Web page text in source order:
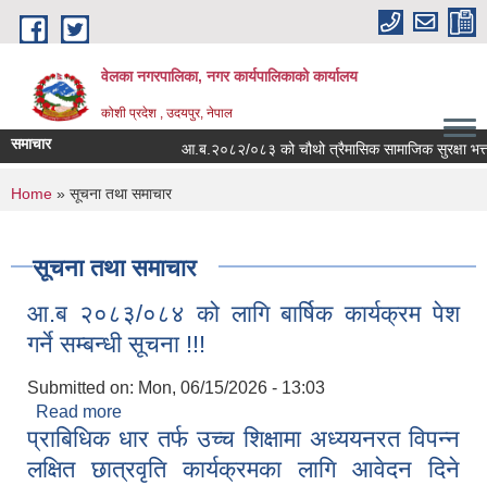
Skip to main content
वेलका नगरपालिका, नगर कार्यपालिकाको कार्यालय
कोशी प्रदेश , उदयपुर, नेपाल
समाचार आ.ब.२०८२/०८३ को चौथो त्रैमासिक सामाजिक सुरक्षा भत्ता
You are here
Home » सूचना तथा समाचार
सूचना तथा समाचार
आ.ब २०८३/०८४ को लागि बार्षिक कार्यक्रम पेश
गर्ने सम्बन्धी सूचना !!!
Submitted on: Mon, 06/15/2026 - 13:03
Read more
सम्बन्धी सूचना !!!
प्राबिधिक धार तर्फ उच्च शिक्षामा अध्ययनरत विपन्न
लक्षित छात्रवृति कार्यक्रमका लागि आवेदन दिने